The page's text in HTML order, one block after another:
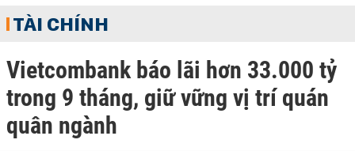
TÀI CHÍNH
Vietcombank báo lãi hơn 33.000 tỷ
trong 9 tháng, giữ vững vị trí quán
quân ngành